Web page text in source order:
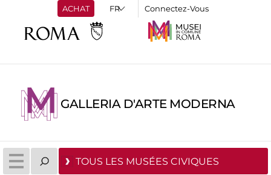
ACHAT Connectez-Vous
GALLERIA D'ARTE MODERNA
TOUS LES MUSÉES CIVIQUES